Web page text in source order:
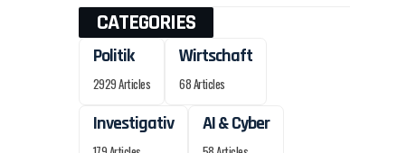
CATEGORIES
Politik
2929 Articles
Wirtschaft
68 Articles
Investigativ AI & Cyber